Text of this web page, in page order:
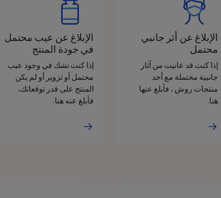
الإبلاغ عن أثر جانبي
محتمل
إذا كنت قد عانيت من آثار
جانبية محتملة مع أحد
منتجات روش ، فأبلغ عنها
هنا.
الإبلاغ عن عيب محتمل
في جودة المنتج
إذا كنت تشك في وجود عيب
محتمل أو تزوير أو لم يكن
المنتج على قدر توقعاتك،
فأبلغ عنه هنا.